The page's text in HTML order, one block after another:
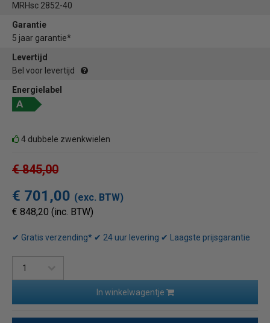
MRHsc 2852-40
Garantie
5 jaar garantie*
Levertijd
Bel voor levertijd
Energielabel
4 dubbele zwenkwielen
€ 845,00
€ 701,00 (exc. BTW)
€ 848,20 (inc. BTW)
✔ Gratis verzending* ✔ 24 uur levering ✔ Laagste prijsgarantie
In winkelwagentje